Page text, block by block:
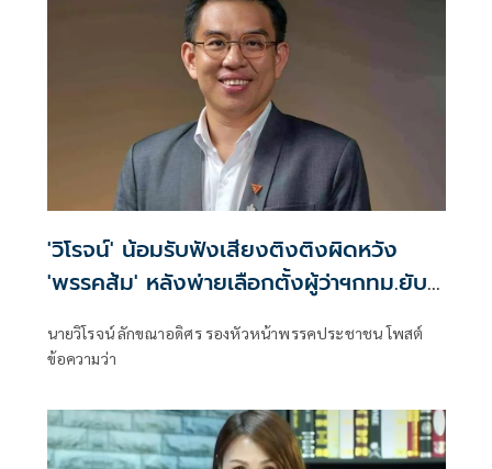
'วิโรจน์' น้อมรับฟังเสียงติงติงผิดหวัง
'พรรคส้ม' หลังพ่ายเลือกตั้งผู้ว่าฯกทม.ยับ
นายวิโรจน์ ลักขณาอดิศร รองหัวหน้าพรรคประชาชน โพสต์
ข้อความว่า